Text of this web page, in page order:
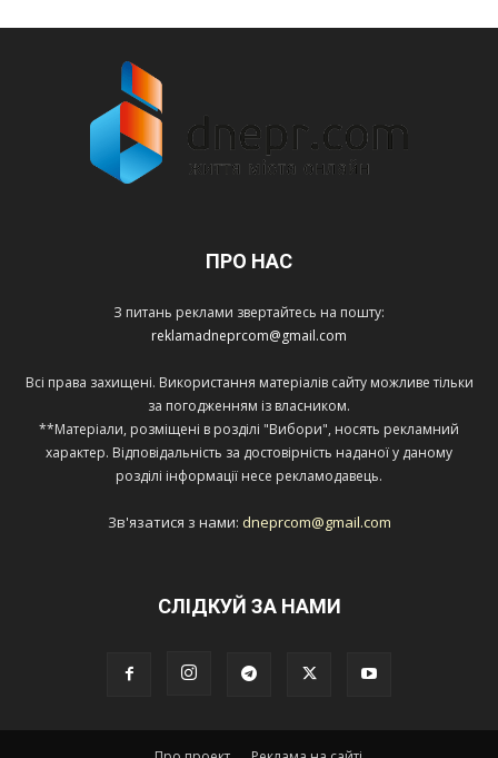
ПРО НАС
З питань реклами звертайтесь на пошту:
reklamadneprcom@gmail.com
Всі права захищені. Використання матеріалів сайту можливе тільки
за погодженням із власником.
**Матеріали, розміщені в розділі "Вибори", носять рекламний
характер. Відповідальність за достовірність наданої у даному
розділі інформації несе рекламодавець.
Зв'язатися з нами: dneprcom@gmail.com
СЛІДКУЙ ЗА НАМИ